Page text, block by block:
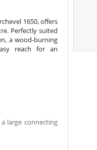
1650, offers
Perfectly suited
a wood-burning
reach for an
large connecting